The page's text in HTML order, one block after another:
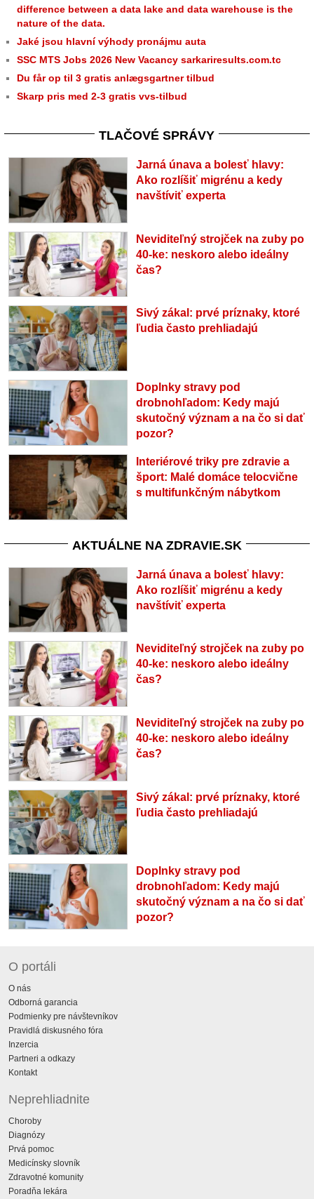
difference between a data lake and data warehouse is the
nature of the data.
Jaké jsou hlavní výhody pronájmu auta
SSC MTS Jobs 2026 New Vacancy sarkariresults.com.tc
Du får op til 3 gratis anlægsgartner tilbud
Skarp pris med 2-3 gratis vvs-tilbud
TLAČOVÉ SPRÁVY
Jarná únava a bolesť hlavy:
Ako rozlíšiť migrénu a kedy
navštíviť experta
Neviditeľný strojček na zuby po
40-ke: neskoro alebo ideálny
čas?
Sivý zákal: prvé príznaky, ktoré
ľudia často prehliadajú
Doplnky stravy pod
drobnohľadom: Kedy majú
skutočný význam a na čo si dať
pozor?
Interiérové triky pre zdravie a
šport: Malé domáce telocvične
s multifunkčným nábytkom
AKTUÁLNE NA ZDRAVIE.SK
Jarná únava a bolesť hlavy:
Ako rozlíšiť migrénu a kedy
navštíviť experta
Neviditeľný strojček na zuby po
40-ke: neskoro alebo ideálny
čas?
Neviditeľný strojček na zuby po
40-ke: neskoro alebo ideálny
čas?
Sivý zákal: prvé príznaky, ktoré
ľudia často prehliadajú
Doplnky stravy pod
drobnohľadom: Kedy majú
skutočný význam a na čo si dať
pozor?
O portáli
O nás
Odborná garancia
Podmienky pre návštevníkov
Pravidlá diskusného fóra
Inzercia
Partneri a odkazy
Kontakt
Neprehliadnite
Choroby
Diagnózy
Prvá pomoc
Medicínsky slovník
Zdravotné komunity
Poradňa lekára